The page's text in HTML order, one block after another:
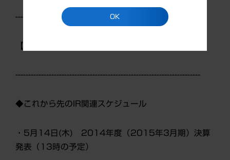
------------------------------------------------------------------------
【02】：第一三共からのお知らせ
------------------------------------------------------------------------
◆これから先のIR関連スケジュール
・5月14日(木) 2014年度（2015年3月期）決算
発表（13時の予定）
OK